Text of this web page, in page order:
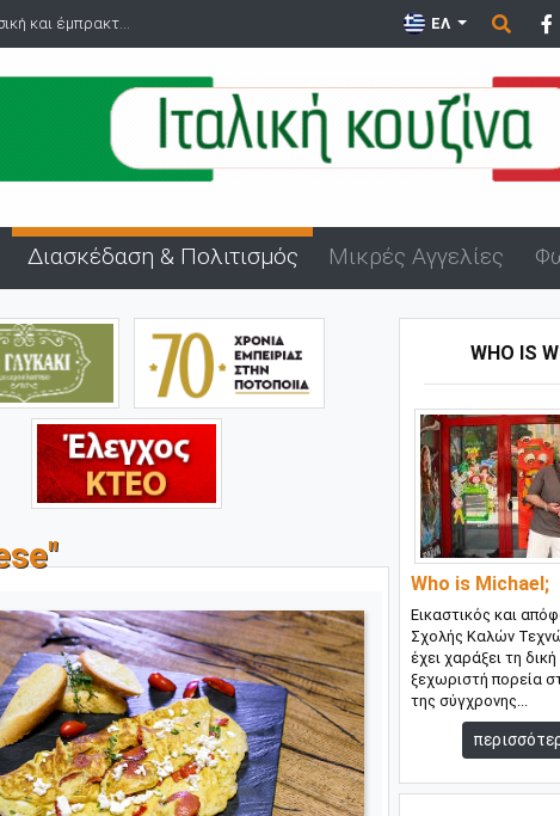
για ναρκωτικά στο λιμάνι της Αλεξανδρούπολης μ... ΕΛ
Διασκέδαση & Πολιτισμός Μικρές Αγγελίες
WHO IS
Who is Michael;
Εικαστικός και
Σχολής Καλών
έχει χαράξει τη
ξεχωριστή πορεία
της σύγχρονης...